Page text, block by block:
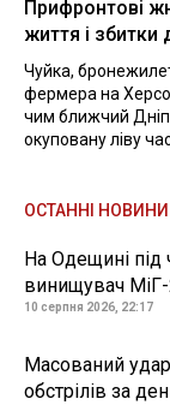
Прифронтові
життя і збитки
Чуйка,
фермера на
чим ближчий
окуповану ліву
ОСТАННІ НОВИНИ
На Одещині під
винищувач МіГ-
10 серпня 2026, 22:17
Масований
обстрілів за